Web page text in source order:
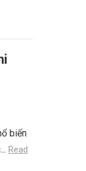
biến
Read